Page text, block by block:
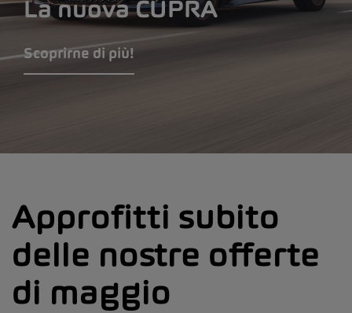
La nuova CUPRA
Scoprirne di più!
Approfitti subito
delle nostre offerte
di maggio